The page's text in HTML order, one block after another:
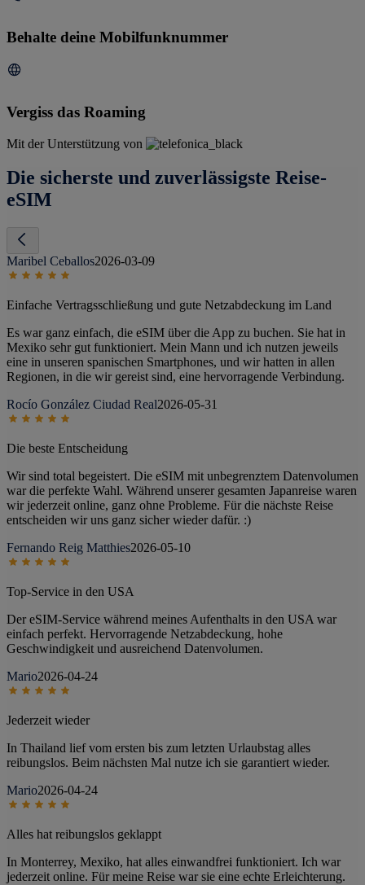
Behalte deine Mobilfunknummer
Vergiss das Roaming
Mit der Unterstützung von
Die sicherste und zuverlässigste Reise-
eSIM
Maribel Ceballos2026-03-09
Einfache Vertragsschließung und gute Netzabdeckung im Land
Es war ganz einfach, die eSIM über die App zu buchen. Sie hat in
Mexiko sehr gut funktioniert. Mein Mann und ich nutzen jeweils
eine in unseren spanischen Smartphones, und wir hatten in allen
Regionen, in die wir gereist sind, eine hervorragende Verbindung.
Rocío González Ciudad Real2026-05-31
Die beste Entscheidung
Wir sind total begeistert. Die eSIM mit unbegrenztem Datenvolumen
war die perfekte Wahl. Während unserer gesamten Japanreise waren
wir jederzeit online, ganz ohne Probleme. Für die nächste Reise
entscheiden wir uns ganz sicher wieder dafür. :)
Fernando Reig Matthies2026-05-10
Top-Service in den USA
Der eSIM-Service während meines Aufenthalts in den USA war
einfach perfekt. Hervorragende Netzabdeckung, hohe
Geschwindigkeit und ausreichend Datenvolumen.
Mario2026-04-24
Jederzeit wieder
In Thailand lief vom ersten bis zum letzten Urlaubstag alles
reibungslos. Beim nächsten Mal nutze ich sie garantiert wieder.
Mario2026-04-24
Alles hat reibungslos geklappt
In Monterrey, Mexiko, hat alles einwandfrei funktioniert. Ich war
jederzeit online. Für meine Reise war sie eine echte Erleichterung.